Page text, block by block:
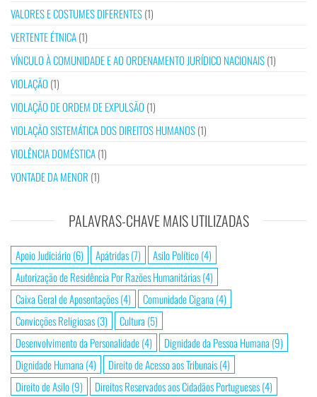
VALORES E COSTUMES DIFERENTES(1)
VERTENTE ÉTNICA(1)
VÍNCULO À COMUNIDADE E AO ORDENAMENTO JURÍDICO NACIONAIS(1)
VIOLAÇÃO (1)
VIOLAÇÃO DE ORDEM DE EXPULSÃO (1)
VIOLAÇÃO SISTEMÁTICA DOS DIREITOS HUMANOS(1)
VIOLÊNCIA DOMÉSTICA(1)
VONTADE DA MENOR (1)
PALAVRAS-CHAVE MAIS UTILIZADAS
Apoio Judiciário(6) Apátridas(7) Asilo Político(4)
Autorização de Residência Por Razões Humanitárias(4)
Caixa Geral de Aposentações(4) Comunidade Cigana (4)
Convicções Religiosas(3) Cultura (5)
Desenvolvimento da Personalidade(4) Dignidade da Pessoa Humana (9)
Dignidade Humana (4) Direito de Acesso aos Tribunais(4)
Direito de Asilo(9) Direitos Reservados aos Cidadãos Portugueses(4)